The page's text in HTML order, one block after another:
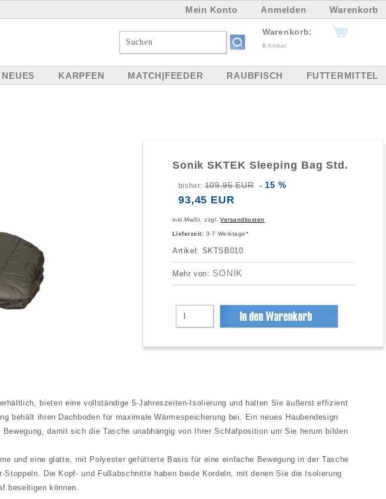
Mein Konto Anmelden Warenkorb
Warenkorb:
0 Artikel
NEUES KARPFEN MATCH|FEEDER RAUBFISCH FUTTERMITTEL
Sonik SKTEK Sleeping Bag Std.
bisher:109,95 EUR - 15 %
93,45 EUR
inkl.MwSt. zzgl.Versandkosten
Lieferzeit: 3-7 Werktage*
Artikel: SKTSB010
Mehr von: SONIK
bieten eine vollständige 5-Jahreszeiten-Isolierung und halten Sie äußerst effizient
behält ihren Dachboden für maximale Wärmespeicherung bei. Ein neues Haubendesign
damit sich die Tasche unabhängig von Ihrer Schlafposition um Sie herum bilden
und eine glatte, mit Polyester gefütterte Basis für eine einfache Bewegung in der Tasche
Die Kopf- und Fußabschnitte haben beide Kordeln, mit denen Sie die Isolierung
beseitigen können.